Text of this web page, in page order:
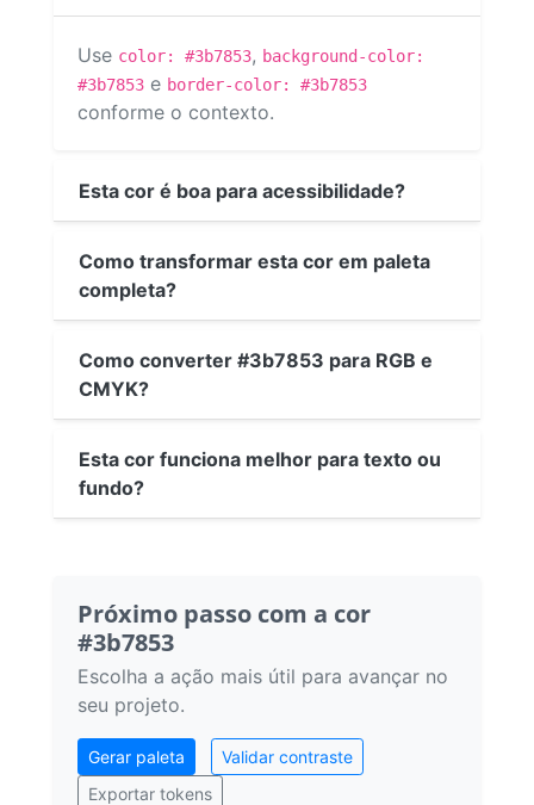
Use color: #3b7853, background-color:
#3b7853 e border-color: #3b7853
conforme o contexto.
Esta cor é boa para acessibilidade?
Como transformar esta cor em paleta
completa?
Como converter #3b7853 para RGB e
CMYK?
Esta cor funciona melhor para texto ou
fundo?
Próximo passo com a cor
#3b7853
Escolha a ação mais útil para avançar no
seu projeto.
Gerar paleta
Validar contraste
Exportar tokens